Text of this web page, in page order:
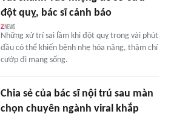
đột quỵ, bác sĩ cảnh báo
Những xử trí sai lầm khi đột quỵ trong vài phút
đầu có thể khiến bệnh nhẹ hóa nặng, thậm chí
cướp đi mạng sống.
Chia sẻ của bác sĩ nội trú sau màn
chọn chuyên ngành viral khắp